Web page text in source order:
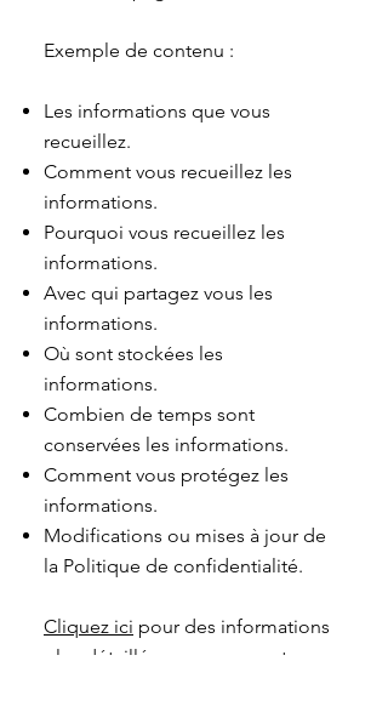
Exemple de contenu :
Les informations que vous
recueillez.
Comment vous recueillez les
informations.
Pourquoi vous recueillez les
informations.
Avec qui partagez vous les
informations.
Où sont stockées les
informations.
Combien de temps sont
conservées les informations.
Comment vous protégez les
informations.
Modifications ou mises à jour de
la Politique de confidentialité.
Cliquez ici pour des informations
plus détaillées sur comment